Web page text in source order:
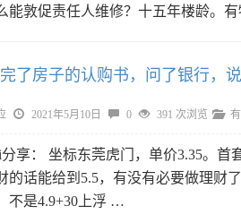
能敦促责任人维修？十五年楼龄。
了房子的认购书，问了银行，
2021年5月10日 0 391 次浏览
分享： 坐标东莞虎门，单价3.35。首
的话能给到5.5，有没有必要做理财
不是4.9+30上浮 …